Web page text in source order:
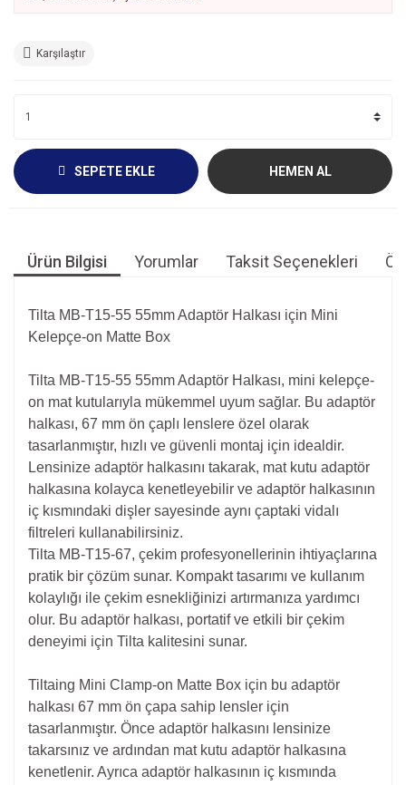
Karşılaştır
SEPETE EKLE HEMEN AL
Ürün Bilgisi Yorumlar Taksit Seçenekleri
Tilta MB-T15-55 55mm Adaptör Halkası için Mini
Kelepçe-on Matte Box
Tilta MB-T15-55 55mm Adaptör Halkası, mini kelepçe-
on mat kutularıyla mükemmel uyum sağlar. Bu adaptör
halkası, 67 mm ön çaplı lenslere özel olarak
tasarlanmıştır, hızlı ve güvenli montaj için idealdir.
Lensinize adaptör halkasını takarak, mat kutu adaptör
halkasına kolayca kenetleyebilir ve adaptör halkasının
iç kısmındaki dişler sayesinde aynı çaptaki vidalı
filtreleri kullanabilirsiniz.
Tilta MB-T15-67, çekim profesyonellerinin ihtiyaçlarına
pratik bir çözüm sunar. Kompakt tasarımı ve kullanım
kolaylığı ile çekim esnekliğinizi artırmanıza yardımcı
olur. Bu adaptör halkası, portatif ve etkili bir çekim
deneyimi için Tilta kalitesini sunar.
Tiltaing Mini Clamp-on Matte Box için bu adaptör
halkası 67 mm ön çapa sahip lensler için
tasarlanmıştır. Önce adaptör halkasını lensinize
takarsınız ve ardından mat kutu adaptör halkasına
kenetlenir. Ayrıca adaptör halkasının iç kısmında